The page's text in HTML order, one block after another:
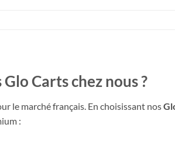
Carts chez nous ?
le marché français. En choisissant nos
: